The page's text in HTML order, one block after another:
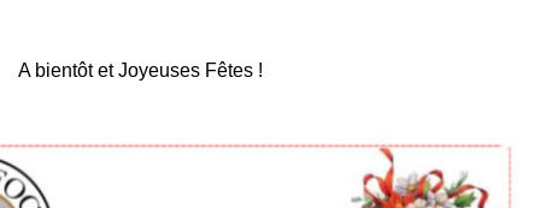
A bientôt et Joyeuses Fêtes !